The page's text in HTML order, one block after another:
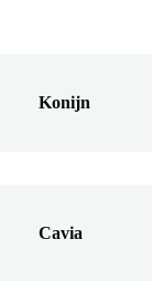
Konijn
Cavia